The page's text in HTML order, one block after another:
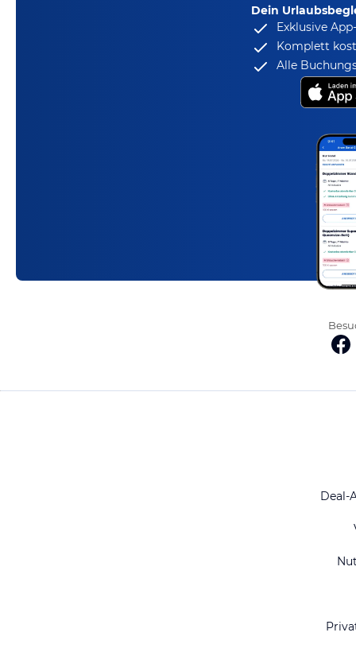
Dein
Exklusive
Komplett
Alle
Deal-